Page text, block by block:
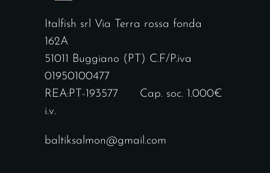
Italfish srl Via Terra rossa fonda
162A
51011 Buggiano (PT) C.F/P.iva
01950100477
REA:PT-193577 Cap. soc. 1.000€
i.v.
baltiksalmon@gmail.com